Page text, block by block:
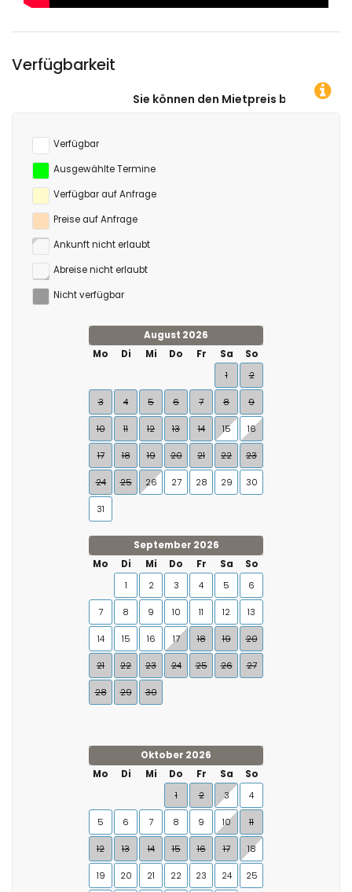
Verfügbarkeit
Sie können den Mietpreis berechnen, indem Sie auf das
Verfügbar
Ausgewählte Termine
Verfügbar auf Anfrage
Preise auf Anfrage
Ankunft nicht erlaubt
Abreise nicht erlaubt
Nicht verfügbar
August 2026
Mo
Di Mi Do Fr Sa
So
1
2
3 4 5 6 7 8 9
10 11 12 13 14 15 16
17 18 19 20 21 22 23
24 25 26 27 28 29 30
31
September 2026
Mo
Di Mi Do Fr Sa
So
1
2 3 4 5 6
7 8 9 10 11 12 13
14 15 16 17 18 19 20
21 22 23 24 25 26 27
28 29 30
Oktober 2026
Mo
Di Mi Do Fr Sa
So
1
2 3 4
5 6 7 8 9 10 11
12 13 14 15 16 17 18
19 20 21 22 23 24 25